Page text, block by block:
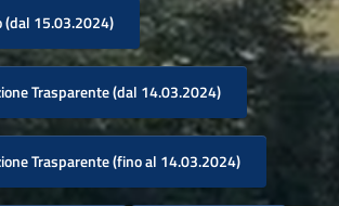
(dal 15.03.2024)
Trasparente (dal 14.03.2024)
Trasparente (fino al 14.03.2024)